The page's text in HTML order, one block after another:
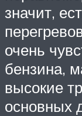
значит,
очень
бензина,
высокие
основных